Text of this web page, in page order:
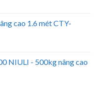
cao 1.6 mét CTY-
NIULI - 500kg nâng cao